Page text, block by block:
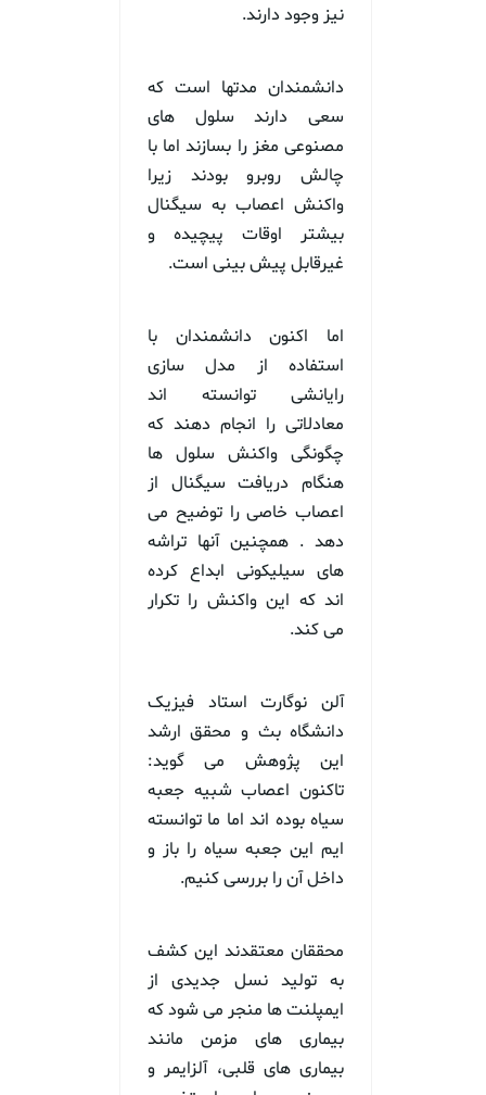
نیز وجود دارند.
دانشمندان مدتها است که
سعی دارند سلول های
مصنوعی مغز را بسازند اما با
چالش روبرو بودند زیرا
واکنش اعصاب به سیگنال
بیشتر اوقات پیچیده و
غیرقابل پیش بینی است.
اما اکنون دانشمندان با
استفاده از مدل سازی
رایانشی توانسته اند
معادلاتی را انجام دهند که
چگونگی واکنش سلول ها
هنگام دریافت سیگنال از
اعصاب خاصی را توضیح می
دهد . همچنین آنها تراشه
های سیلیکونی ابداع کرده
اند که این واکنش را تکرار
می کند.
آلن نوگارت استاد فیزیک
دانشگاه بث و محقق ارشد
این پژوهش می گوید:
تاکنون اعصاب شبیه جعبه
سیاه بوده اند اما ما توانسته
ایم این جعبه سیاه را باز و
داخل آن را بررسی کنیم.
محققان معتقدند این کشف
به تولید نسل جدیدی از
ایمپلنت ها منجر می شود که
بیماری های مزمن مانند
بیماری های قلبی، آلزایمر و